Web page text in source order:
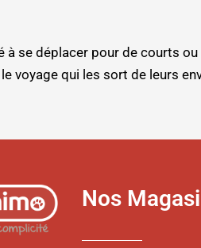
à se déplacer pour de courts
voyage qui les sort de leurs
Nos